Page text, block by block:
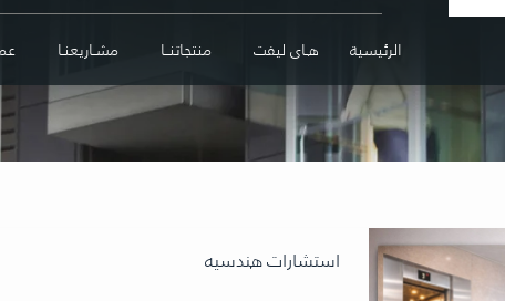
الرئيسية هـاى ليفت منتجاتنــا مشـاريعنـا
استشارات هندسيه